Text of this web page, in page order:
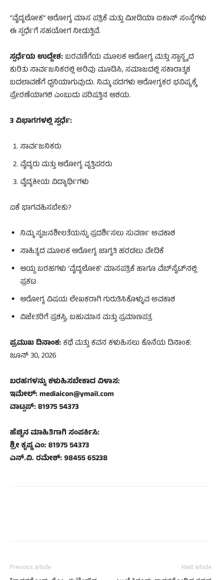
“ವೈದ್ಯಲೋಕ” ಆರೋಗ್ಯ ಮಾಸ ಪತ್ರಿಕೆ ಮತ್ತು ಮೀಡಿಯಾ ಐಕಾನ್ ಸಂಸ್ಥೆಗಳು
ಈ ಸ್ಪರ್ಧೆಗೆ ಸಹಯೋಗ ನೀಡುತ್ತಿವೆ.
ಸ್ಪರ್ಧೆಯ ಉದ್ದೇಶ: ಬರವಣಿಗೆಯ ಮೂಲಕ ಆರೋಗ್ಯ ಮತ್ತು ಸ್ವಾಸ್ಥ್ಯದ
ಕುರಿತು ಸಾರ್ವಜನಿಕರಲ್ಲಿ ಅರಿವು ಮೂಡಿಸಿ, ಸಮಾಜದಲ್ಲಿ ಸಕಾರಾತ್ಮಕ
ಬದಲಾವಣೆಗೆ ಧ್ವನಿಯಾಗುವುದು. ನಿಮ್ಮ ಪದಗಳು ಆರೋಗ್ಯಕರ ಭವಿಷ್ಯಕ್ಕೆ
ಪ್ರೇರಣೆಯಾಗಲಿ ಎಂಬುದು ಪರಿಷತ್ತಿನ ಆಶಯ.
3 ವಿಭಾಗಗಳಲ್ಲಿ ಸ್ಪರ್ಧೆ:
ಸಾರ್ವಜನಿಕರು
ವೈದ್ಯರು ಮತ್ತು ಆರೋಗ್ಯ ವೃತ್ತಿಪರರು
ವೈದ್ಯಕೀಯ ವಿದ್ಯಾರ್ಥಿಗಳು
ಏಕೆ ಭಾಗವಹಿಸಬೇಕು?
ನಿಮ್ಮ ಸೃಜನಶೀಲತೆಯನ್ನು ಪ್ರದರ್ಶಿಸಲು ಸುವರ್ಣ ಅವಕಾಶ
ಸಾಹಿತ್ಯದ ಮೂಲಕ ಆರೋಗ್ಯ ಜಾಗೃತಿ ಹರಡಲು ವೇದಿಕೆ
ಆಯ್ದ ಬರಹಗಳು ‘ವೈದ್ಯಲೋಕ’ ಮಾಸಪತ್ರಿಕೆ ಹಾಗೂ ವೆಬ್‌ಸೈಟ್‌ನಲ್ಲಿ
ಪ್ರಕಟ
ಆರೋಗ್ಯ ವಿಷಯ ಲೇಖಕರಾಗಿ ಗುರುತಿಸಿಕೊಳ್ಳುವ ಅವಕಾಶ
ವಿಜೇತರಿಗೆ ಪ್ರಶಸ್ತಿ, ಬಹುಮಾನ ಮತ್ತು ಪ್ರಮಾಣಪತ್ರ
ಪ್ರಮುಖ ದಿನಾಂಕ: ಕಥೆ ಮತ್ತು ಕವನ ಕಳುಹಿಸಲು ಕೊನೆಯ ದಿನಾಂಕ:
ಜೂನ್ 30, 2026
ಬರಹಗಳನ್ನು ಕಳುಹಿಸಬೇಕಾದ ವಿಳಾಸ:
ಇಮೇಲ್: mediaicon@ymail.com
ವಾಟ್ಸಪ್: 81975 54373
ಹೆಚ್ಚಿನ ಮಾಹಿತಿಗಾಗಿ ಸಂಪರ್ಕಿಸಿ:
ಶ್ರೀ ಕೃಷ್ಣ ಎಂ: 81975 54373
ಎನ್.ವಿ. ರಮೇಶ್: 98455 65238
Previous article Next article